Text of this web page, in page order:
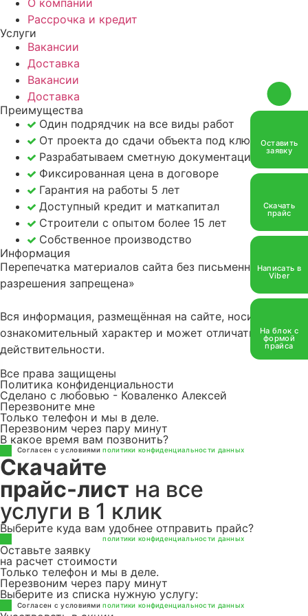
Информация
Контакты
Якорь
Услуги
Каталог
Портфолио
Акции
Статьи
Стоимость
О компании
Информация
Контакты
Якорь
О компании
Рассрочка и кредит
Услуги
Вакансии
Доставка
Вакансии
Доставка
Преимущества
Один подрядчик на все виды работ
От проекта до сдачи объекта под ключ
Разрабатываем сметную документацию
Фиксированная цена в договоре
Гарантия на работы 5 лет
Доступный кредит и маткапитал
Строители с опытом более 15 лет
Собственное производство
Информация
Перепечатка материалов сайта без письменного
разрешения запрещена»
Вся информация, размещённая на сайте, носит
ознакомительный характер и может отличаться от
действительности.
Все права защищены
Политика конфиденциальности
Сделано с любовью - Коваленко Алексей
Перезвоните мне
Только телефон и мы в деле.
Перезвоним через пару минут
В какое время вам позвонить?
Cогласен с условиямиполитики конфиденциальности данных
Скачайте
прайс-лист на все
услуги в 1 клик
Выберите куда вам удобнее отправить прайс?
Cогласен с условиямиполитики конфиденциальности данных
Оставьте заявку
на расчет стоимости
Только телефон и мы в деле.
Перезвоним через пару минут
Выберите из списка нужную услугу:
Cогласен с условиямиполитики конфиденциальности данных
Оставить
заявку
Скачать
прайс
Написать в
Viber
На блок с
формой
прайса